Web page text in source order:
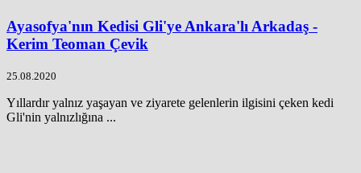
Ayasofya'nın Kedisi Gli'ye Ankara'lı Arkadaş -
Kerim Teoman Çevik
25.08.2020
Yıllardır yalnız yaşayan ve ziyarete gelenlerin ilgisini çeken kedi
Gli'nin yalnızlığına ...